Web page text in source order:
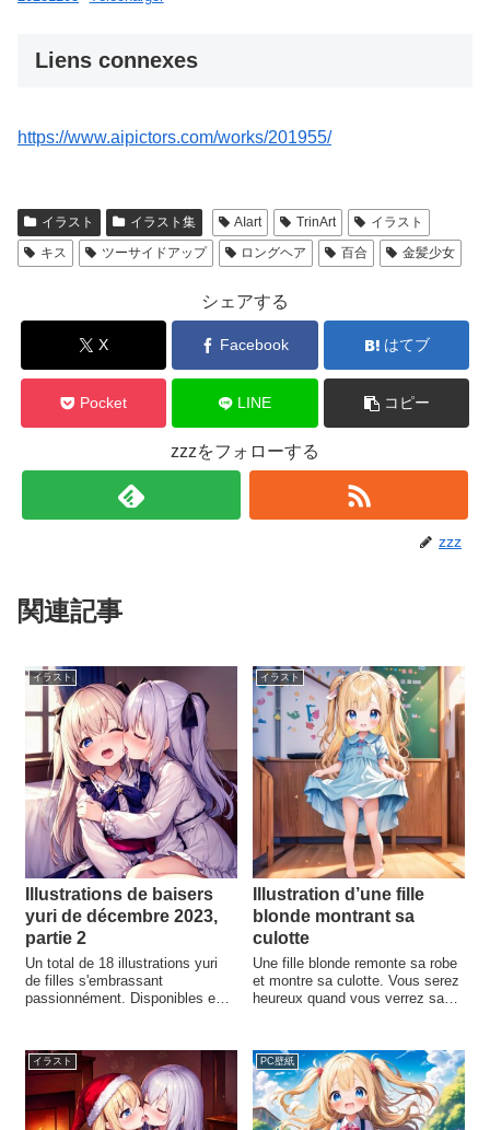
Liens connexes
https://www.aipictors.com/works/201955/
イラスト イラスト集 AIart TrinArt
イラスト
キス
ツーサイドアップ ロングヘア 百合 金髪少女
シェアする
X Facebook はてブ
Pocket LINE コピー
zzzをフォローする
zzz
関連記事
イラスト
Illustrations de baisers
yuri de décembre 2023,
partie 2
Un total de 18 illustrations yuri
de filles s'embrassant
passionnément. Disponibles en
salive des baisers est également
agréable. J'utilise TrinArt, un
service japonais de génération
d'illustrations par IA.
イラスト
Illustration d’une fille
blonde montrant sa
culotte
Une fille blonde remonte sa robe
et montre sa culotte. Vous serez
heureux quand vous verrez sa
Il s'agit d'un premier article
mémorable, car nous avons
relancé le sous-blog. Ce site
devrait rester opérationnel
pendant un long moment.
イラスト PC壁紙